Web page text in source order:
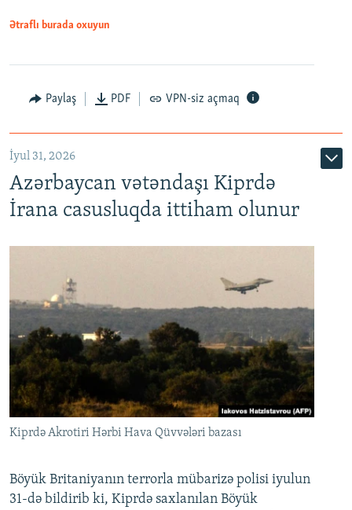
Ətraflı burada oxuyun
Paylaş PDF VPN-siz açmaq
İyul 31, 2026
Azərbaycan vətəndaşı Kiprdə
İrana casusluqda ittiham olunur
Kiprdə Akrotiri Hərbi Hava Qüvvələri bazası
Böyük Britaniyanın terrorla mübarizə polisi iyulun
31-də bildirib ki, Kiprdə saxlanılan Böyük